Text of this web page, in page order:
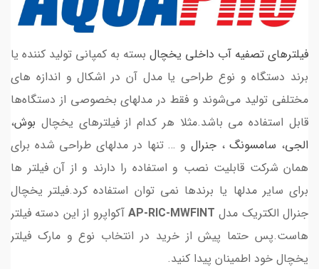
فیلترهای تصفیه آب داخلی یخچال بسته به کمپانی تولید کننده یا
برند دستگاه و نوع طراحی یا مدل آن در اشکال و اندازه های
مختلفی تولید می‌شوند و فقط در مدلهای بخصوصی از دستگاه‌ها
قابل استفاده می باشد.مثلا هر کدام از فیلترهای یخچال بوش،
الجی، سامسونگ،جنرال و … تنها در مدلهای طراحی شده برای
همان شرکت قابلیت نصب و استفاده را دارند و از آن فیلتر ها
برای سایر مدلها یا برندها نمی توان استفاده کرد.فیلتر یخچال
جنرال الکتریک مدل AP-RIC-MWFINT آکواپرو از این دسته فیلتر
هاست.پس حتما پیش از خرید در انتخاب نوع و مارک فیلتر
یخچال خود اطمینان پیدا کنید.